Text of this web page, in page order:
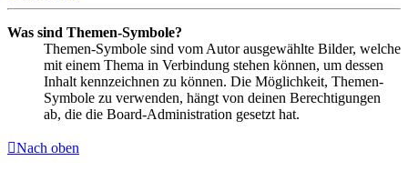
Was sind Themen-Symbole?
Themen-Symbole sind vom Autor ausgewählte Bilder, welche
mit einem Thema in Verbindung stehen können, um dessen
Inhalt kennzeichnen zu können. Die Möglichkeit, Themen-
Symbole zu verwenden, hängt von deinen Berechtigungen
ab, die die Board-Administration gesetzt hat.
Nach oben